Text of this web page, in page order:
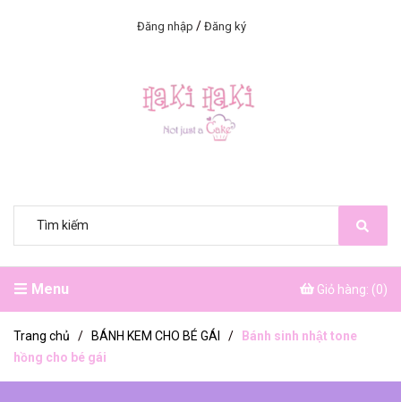
Đăng nhập / Đăng ký
Menu Giỏ hàng: (0)
Trang chủ / BÁNH KEM CHO BÉ GÁI /
Bánh sinh nhật tone
hồng cho bé gái